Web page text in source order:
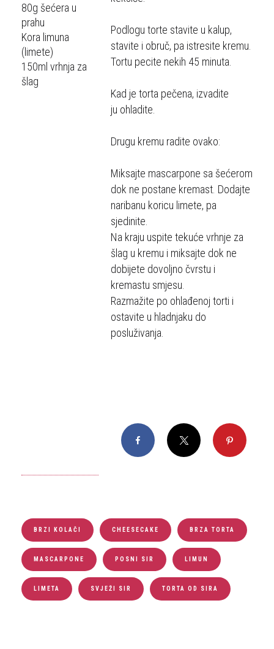
80g šećera u
prahu
Kora limuna
(limete)
150ml vrhnja za
šlag
Podlogu torte stavite u kalup,
stavite i obruč, pa istresite kremu.
Tortu pecite nekih 45 minuta.
Kad je torta pečena, izvadite
ju ohladite.
Drugu kremu radite ovako:
Miksajte mascarpone sa šećerom
dok ne postane kremast. Dodajte
naribanu koricu limete, pa
sjedinite.
Na kraju uspite tekuće vrhnje za
šlag u kremu i miksajte dok ne
dobijete dovoljno čvrstu i
kremastu smjesu.
Razmažite po ohlađenoj torti i
ostavite u hladnjaku do
posluživanja.
Facebook X Pinterest
BRZI KOLAČI CHEESECAKE BRZA TORTA
MASCARPONE POSNI SIR LIMUN
LIMETA SVJEŽI SIR TORTA OD SIRA